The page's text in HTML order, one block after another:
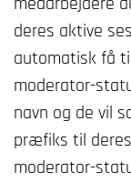
deres aktive
automatisk få
moderator-
navn og de vil
præfiks til
moderator-